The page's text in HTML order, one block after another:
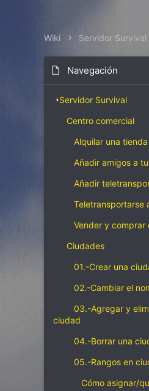
Wiki Servidor Survival
Navegación
Servidor Survival
Centro comercial
Alquilar una tienda
Añadir amigos a
Añadir
Teletransportarse
Vender y comprar
Ciudades
01.-Crear una
02.-Cambiar el
03.-Agregar y
ciudad
04.-Borrar una
05.-Rangos en
Cómo asignar/